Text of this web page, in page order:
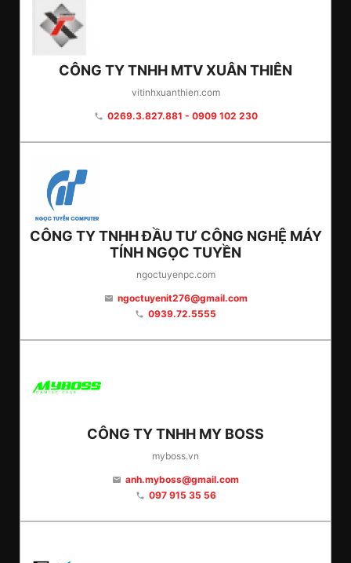
CÔNG TY TNHH MTV XUÂN THIÊN
vitinhxuanthien.com
phone 0269.3.827.881 - 0909 102 230
CÔNG TY TNHH ĐẦU TƯ CÔNG NGHỆ MÁY
TÍNH NGỌC TUYỀN
ngoctuyenpc.com
email ngoctuyenit276@gmail.com
phone 0939.72.5555
CÔNG TY TNHH MY BOSS
myboss.vn
email anh.myboss@gmail.com
phone 097 915 35 56